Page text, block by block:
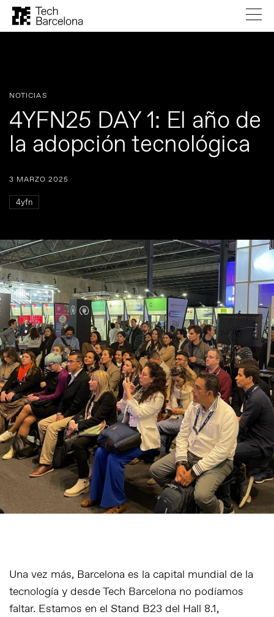
NOTICIAS
4YFN25 DAY 1: El año de
la adopción tecnológica
3 MARZO 2025
4yfn
Una vez más, Barcelona es la capital mundial de la
tecnología y desde Tech Barcelona no podíamos
faltar. Estamos en el Stand B23 del Hall 8.1,